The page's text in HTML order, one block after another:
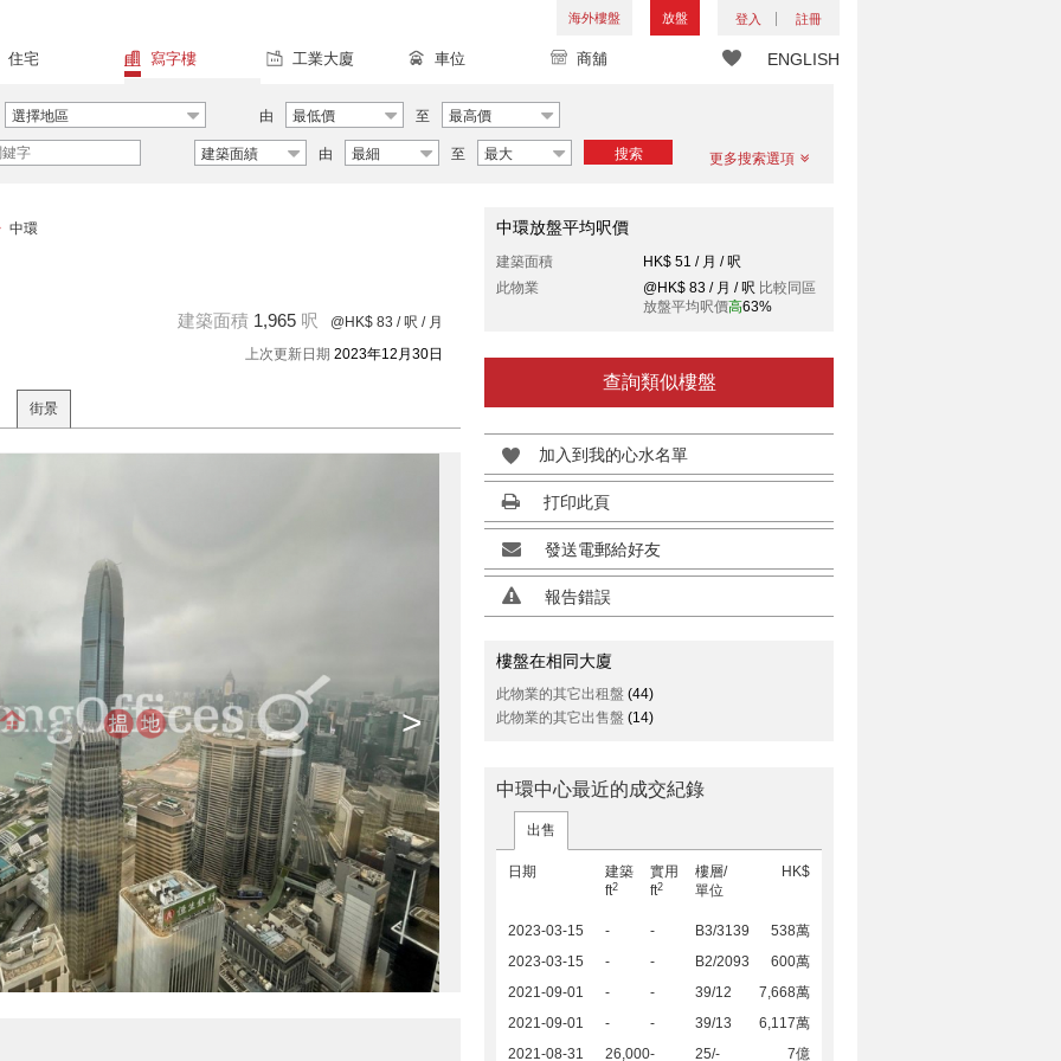
海外樓盤 放盤 登入 註冊
ENGLISH
住宅 寫字樓 工業大廈 車位 商舖
選擇地區 由 最低價 至 最高價
建築面績 由 最細 至 最大 搜索 更多搜索選項
中環
建築面積 1,965 呎 @HK$ 83 / 呎 / 月
上次更新日期 2023年12月30日
街景
>
中環放盤平均呎價
建築面積
HK$ 51 / 月 / 呎
此物業
@HK$ 83 / 月 / 呎 比較同區
放盤平均呎價高63%
查詢類似樓盤
加入到我的心水名單
打印此頁
發送電郵給好友
報告錯誤
樓盤在相同大廈
此物業的其它出租盤 (44)
此物業的其它出售盤 (14)
中環中心最近的成交紀錄
出售
日期
建築
ft2
實用
ft2
樓層/
單位
HK$
2023-03-15 - - B3/3139
538萬
2023-03-15
- - B2/2093
600萬
2021-09-01
- - 39/12
7,668萬
2021-09-01
- - 39/13
6,117萬
2021-08-31
26,000- 25/- 7億